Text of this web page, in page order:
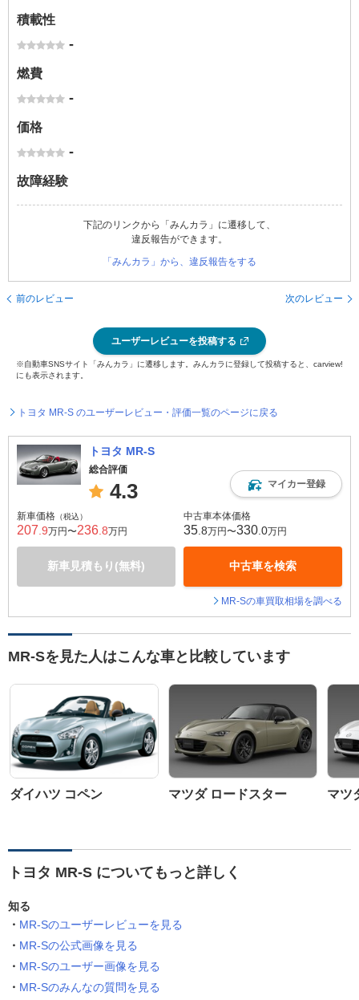
積載性
-
燃費
-
価格
-
故障経験
下記のリンクから「みんカラ」に遷移して、
違反報告ができます。
「みんカラ」から、違反報告をする
前のレビュー 次のレビュー
ユーザーレビューを投稿する
※自動車SNSサイト「みんカラ」に遷移します。みんカラに登録して投稿すると、carview!
にも表示されます。
トヨタ MR-S のユーザーレビュー・評価一覧のページに戻る
トヨタ MR-S
総合評価
4.3 マイカー登録
新車価格 （税込）
207 .9万円〜236 .8万円
新車見積もり(無料)
中古車本体価格
35 .8万円〜330 .0万円
中古車を検索
MR-Sの車買取相場を調べる
MR-Sを見た人はこんな車と比較しています
ダイハツ コペン マツダ ロードスター マツ
トヨタ MR-S についてもっと詳しく
知る
MR-Sのユーザーレビューを見る
MR-Sの公式画像を見る
MR-Sのユーザー画像を見る
MR-Sのみんなの質問を見る